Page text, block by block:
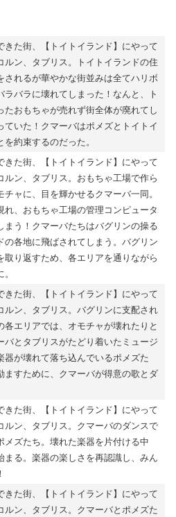
きた街、【トイトイランド】にやって
ルン、タブリス。トイトイランドの住
されるが華やかな街並みは全てハリボ
ラバラに壊れてしまった！なんと、ト
たおもちゃが売れず街全体が廃れてし
ていた！クマーバはポメズとトイトイ
約束するのだった。
きた街、【トイトイランド】にやって
ルン、タブリス。おもちゃ工場で作ら
ャに、目を輝かせるクマーバ一同。
れ、おもちゃ工場の管理コンピュータ
まう！クマーバたちはバグリンの操る
の各地に飛ばされてしまう。バグリン
取り返すため、各エリアを通りながら
きた街、【トイトイランド】にやって
ルン、タブリス。バグリンに支配され
各エリアでは、オモチャが壊れたりと
バとタブリスがたどり着いたミュージ
器が壊れて落ち込んでいるポメズた
ますために、クマーバが得意の歌とダ
きた街、【トイトイランド】にやって
ルン、タブリス。クマーバのダンスで
メズたち。壊れた楽器を片付ける中
まる。楽器の楽しさを再認識し、みん
きた街、【トイトイランド】にやって
ルン、タブリス。クマーバとポメズた